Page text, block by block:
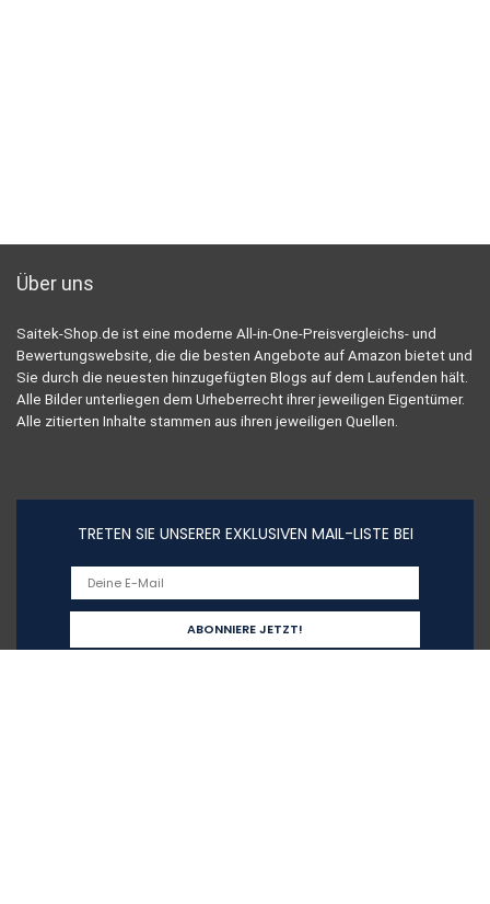
Über uns
Saitek-Shop.de ist eine moderne All-in-One-Preisvergleichs- und
Bewertungswebsite, die die besten Angebote auf Amazon bietet und
Sie durch die neuesten hinzugefügten Blogs auf dem Laufenden hält.
Alle Bilder unterliegen dem Urheberrecht ihrer jeweiligen Eigentümer.
Alle zitierten Inhalte stammen aus ihren jeweiligen Quellen.
TRETEN SIE UNSERER EXKLUSIVEN MAIL-LISTE BEI